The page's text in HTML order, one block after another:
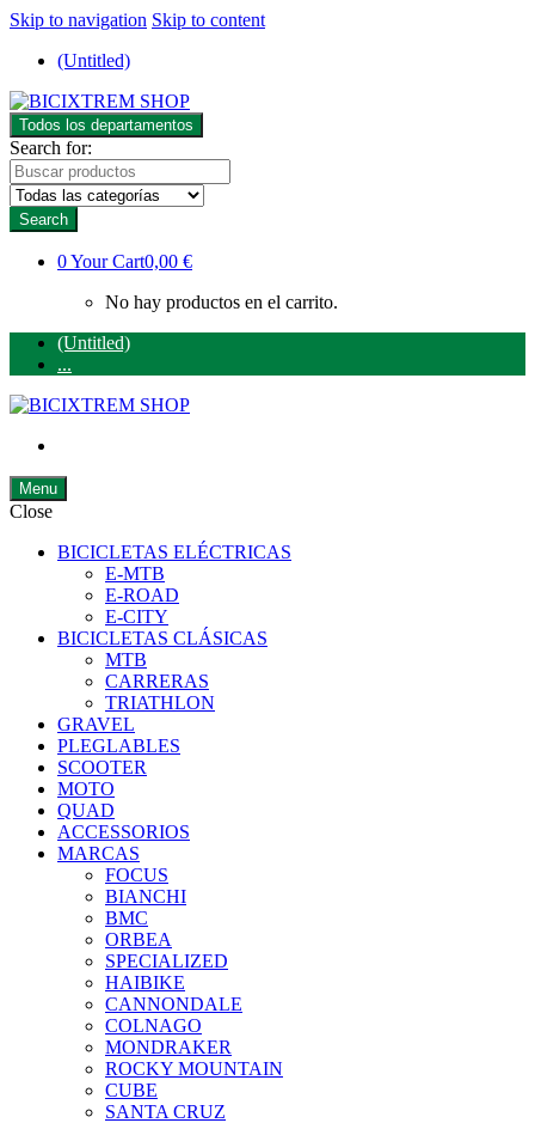
Skip to navigation Skip to content
(Untitled)
Todos los departamentos
Search for:
Search
0Your Cart0,00 €
No hay productos en el carrito.
(Untitled)
...
Menu
Close
BICICLETAS ELÉCTRICAS
E-MTB
E-ROAD
E-CITY
BICICLETAS CLÁSICAS
MTB
CARRERAS
TRIATHLON
GRAVEL
PLEGLABLES
SCOOTER
MOTO
QUAD
ACCESSORIOS
MARCAS
FOCUS
BIANCHI
BMC
ORBEA
SPECIALIZED
HAIBIKE
CANNONDALE
COLNAGO
MONDRAKER
ROCKY MOUNTAIN
CUBE
SANTA CRUZ